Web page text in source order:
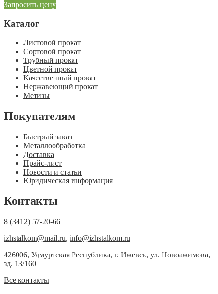
Запросить цену
Каталог
Листовой прокат
Сортовой прокат
Трубный прокат
Цветной прокат
Качественный прокат
Нержавеющий прокат
Метизы
Покупателям
Быстрый заказ
Металлообработка
Доставка
Прайс-лист
Новости и статьи
Юридическая информация
Контакты
8 (3412) 57-20-66
izhstalkom@mail.ru, info@izhstalkom.ru
426006, Удмуртская Республика, г. Ижевск, ул. Новоажимова,
зд. 13/160
Все контакты